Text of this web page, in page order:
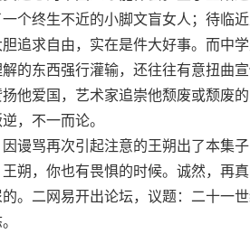
个终生不近的小脚文盲女人；待临
追求自由，实在是件大好事。而中
的东西强行灌输，还往往有意扭曲
他爱国，艺术家追崇他颓废或颓废
，不一而论。
骂再次引起注意的王朔出了本集子
朔，你也有畏惧的时候。诚然，再
。二网易开出论坛，议题：二十一